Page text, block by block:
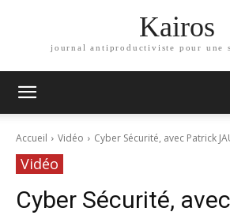
Kairos
journal antiproductiviste pour une
Accueil Vidéo Cyber Sécurité, avec Patrick
Vidéo
Cyber Sécurité,